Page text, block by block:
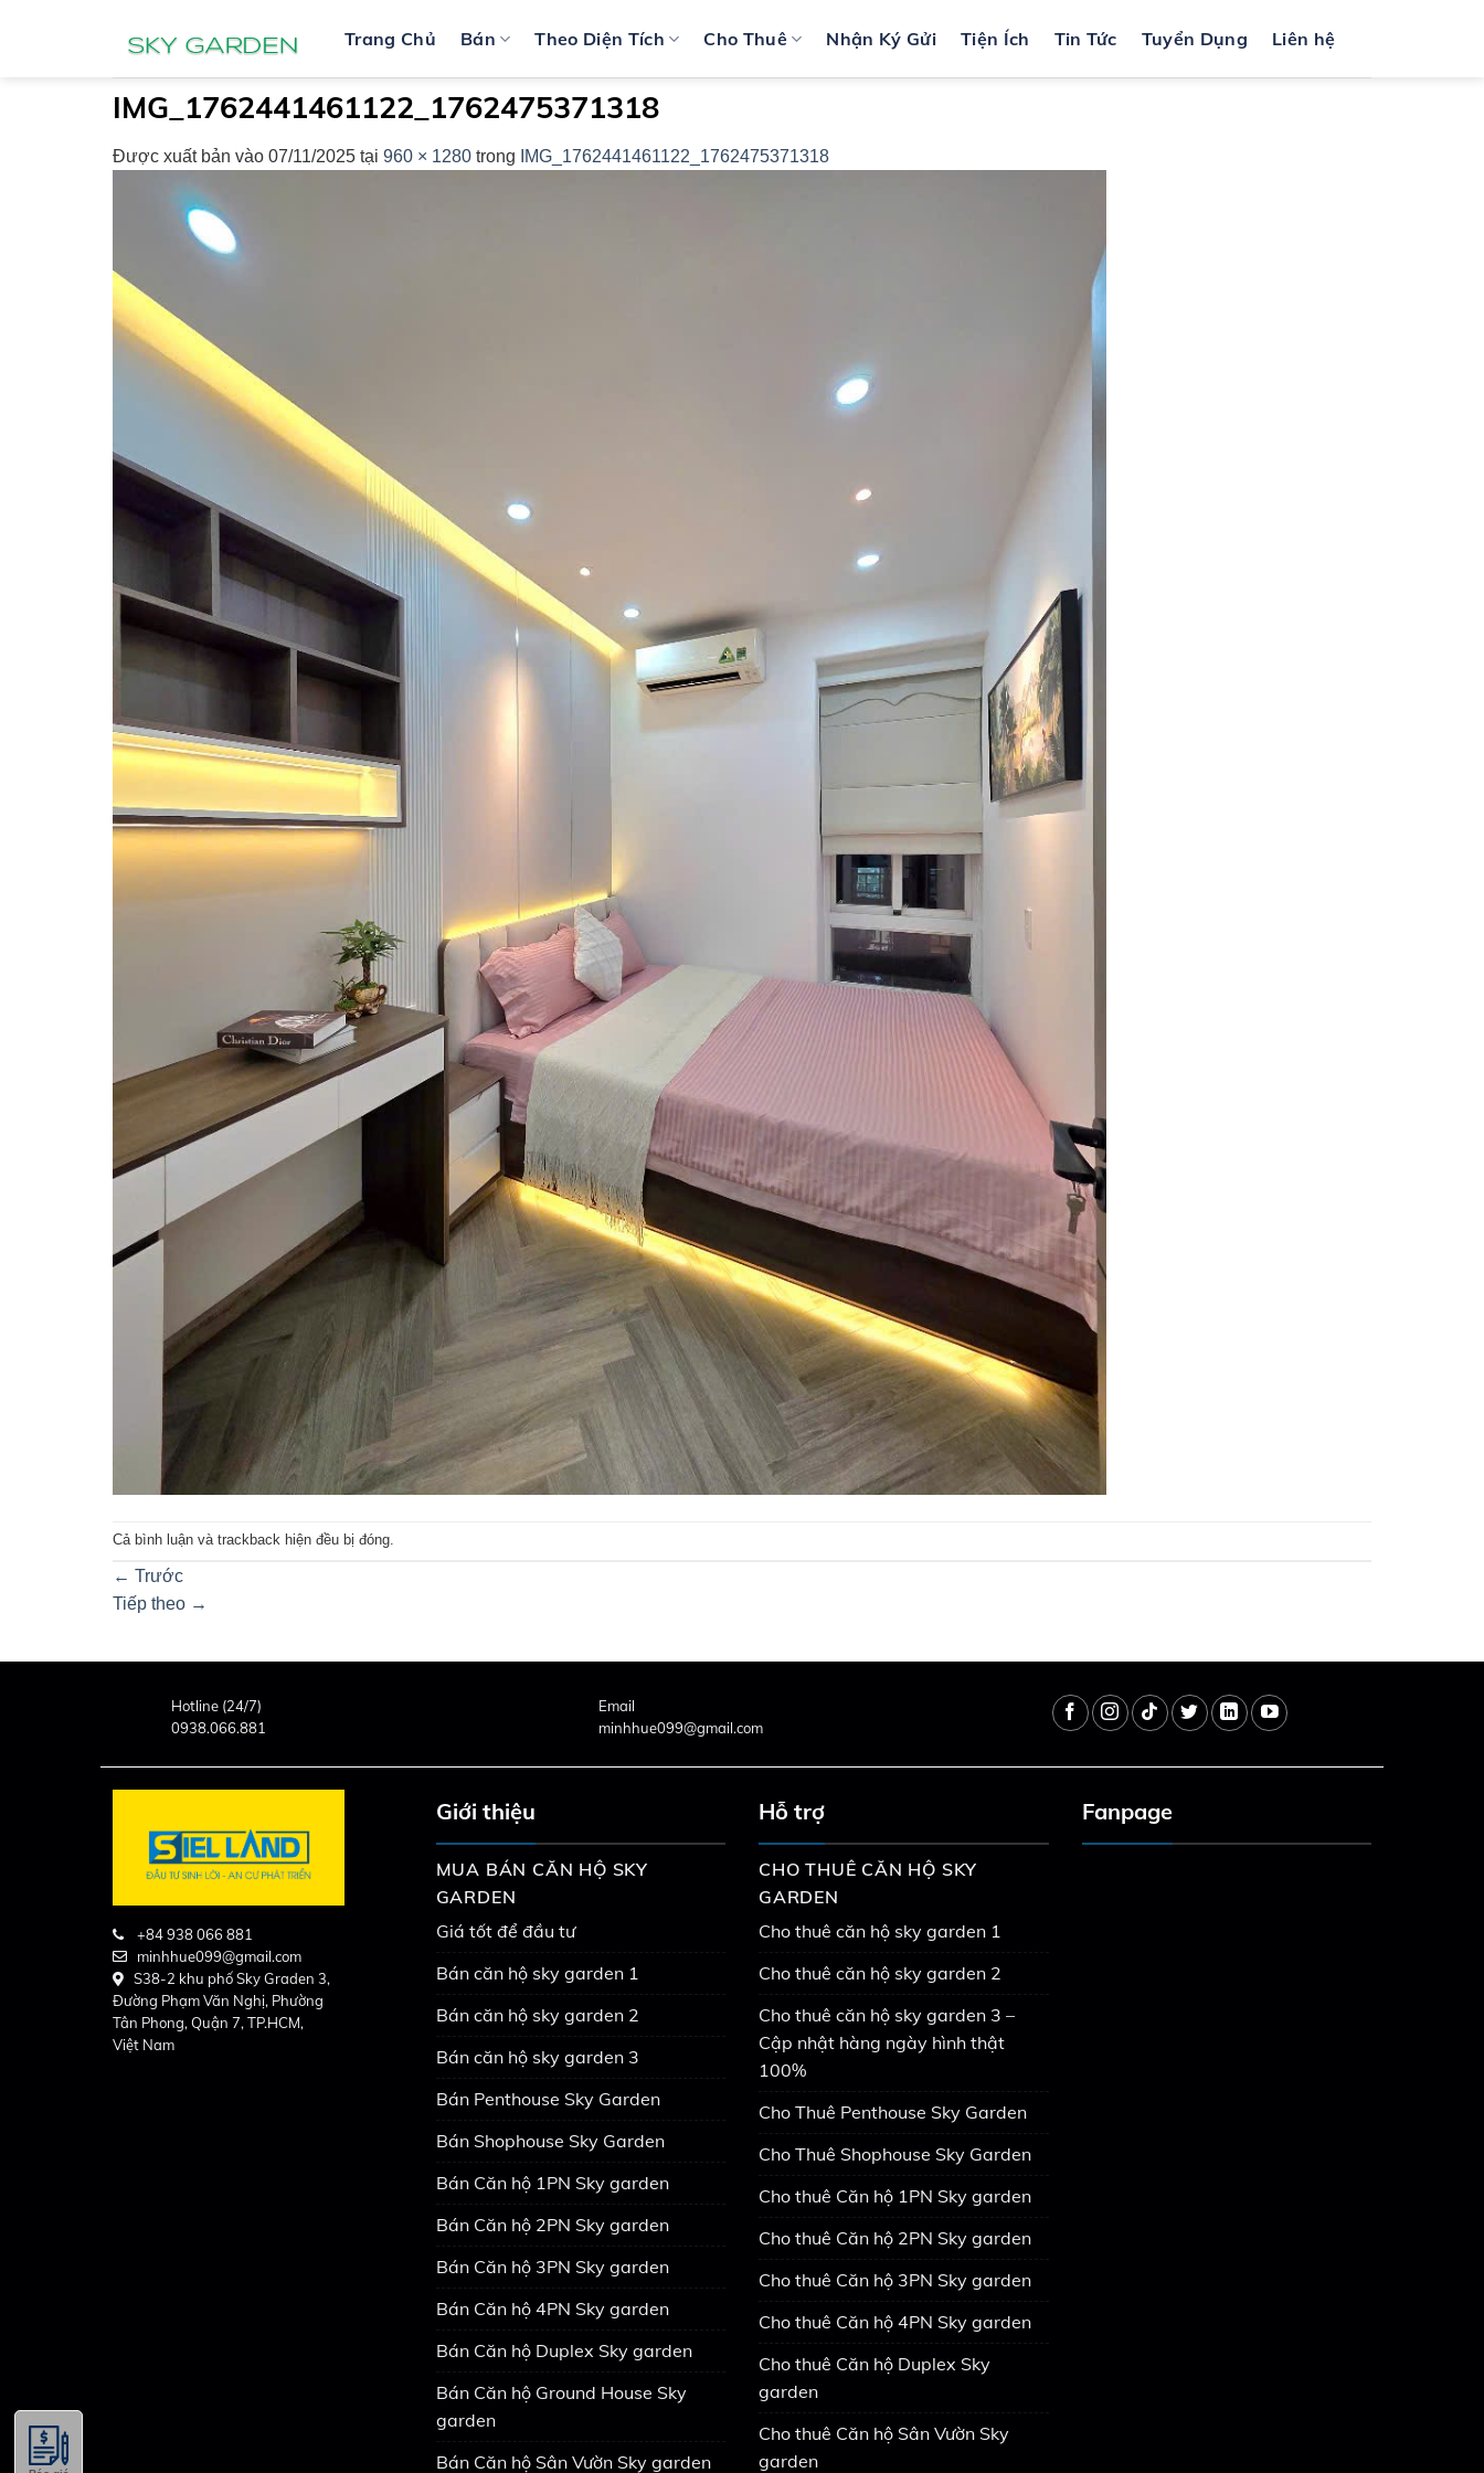
Trang Chủ Bán Theo Diện Tích Cho Thuê Nhận Ký Gửi Tiện Ích Tin Tức Tuyển Dụng Liên hệ
IMG_1762441461122_1762475371318
Được xuất bản vào 07/11/2025 tại 960 × 1280 trong IMG_1762441461122_1762475371318
Cả bình luận và trackback hiện đều bị đóng.
← Trước
Tiếp theo →
Hotline (24/7)
0938.066.881
Email
minhhue099@gmail.com
+84 938 066 881
minhhue099@gmail.com
S38-2 khu phố Sky Graden 3,
Đường Phạm Văn Nghị, Phường
Tân Phong, Quận 7, TP.HCM,
Việt Nam
Giới thiệu
MUA BÁN CĂN HỘ SKY
GARDEN
Giá tốt để đầu tư
Bán căn hộ sky garden 1
Bán căn hộ sky garden 2
Bán căn hộ sky garden 3
Bán Penthouse Sky Garden
Bán Shophouse Sky Garden
Bán Căn hộ 1PN Sky garden
Bán Căn hộ 2PN Sky garden
Bán Căn hộ 3PN Sky garden
Bán Căn hộ 4PN Sky garden
Bán Căn hộ Duplex Sky garden
Bán Căn hộ Ground House Sky
garden
Bán Căn hộ Sân Vườn Sky garden
Hỗ trợ
CHO THUÊ CĂN HỘ SKY
GARDEN
Cho thuê căn hộ sky garden 1
Cho thuê căn hộ sky garden 2
Cho thuê căn hộ sky garden 3 –
Cập nhật hàng ngày hình thật
100%
Cho Thuê Penthouse Sky Garden
Cho Thuê Shophouse Sky Garden
Cho thuê Căn hộ 1PN Sky garden
Cho thuê Căn hộ 2PN Sky garden
Cho thuê Căn hộ 3PN Sky garden
Cho thuê Căn hộ 4PN Sky garden
Cho thuê Căn hộ Duplex Sky
garden
Cho thuê Căn hộ Sân Vườn Sky
garden
Fanpage